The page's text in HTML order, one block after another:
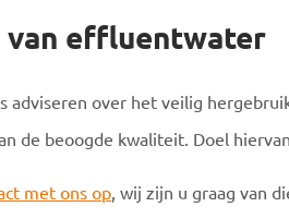
effluentwater
adviseren over het veilig
de beoogde kwaliteit. Doel
met ons op, wij zijn u graag van